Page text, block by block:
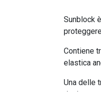
Sunblock
Contiene
elastica
Una delle